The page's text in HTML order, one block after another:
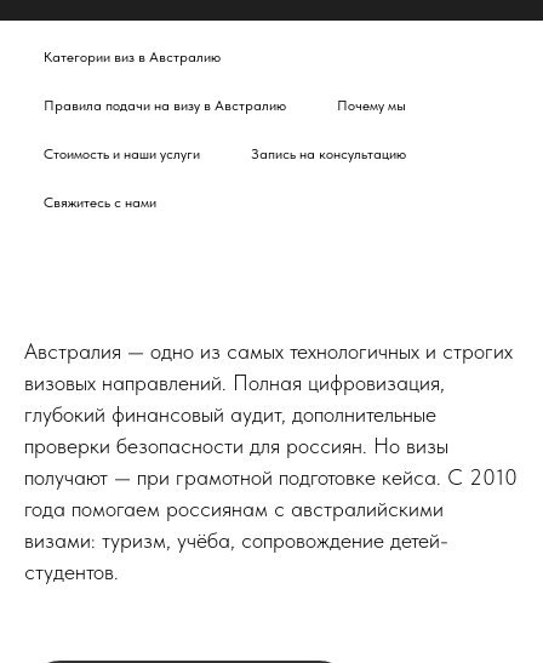
Категории виз в Австралию
Правила подачи на визу в Австралию Почему мы
Стоимость и наши услуги Запись на консультацию
Свяжитесь с нами
Австралия — одно из самых технологичных и строгих
визовых направлений. Полная цифровизация,
глубокий финансовый аудит, дополнительные
проверки безопасности для россиян. Но визы
получают — при грамотной подготовке кейса. С 2010
года помогаем россиянам с австралийскими
визами: туризм, учёба, сопровождение детей-
студентов.